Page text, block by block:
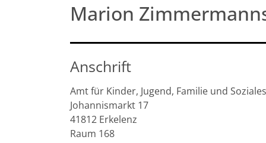
Mitarbeitende A-Z
FAQ
Marion
Anschrift
Amt für Kinder, Jugend, Familie und Soziales
Johannismarkt 17
41812 Erkelenz
Raum 168